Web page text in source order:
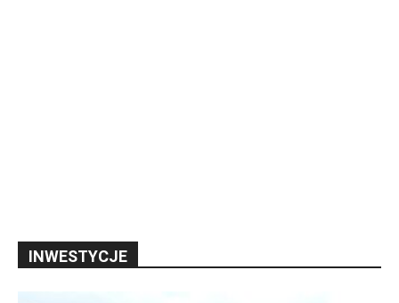
INWESTYCJE